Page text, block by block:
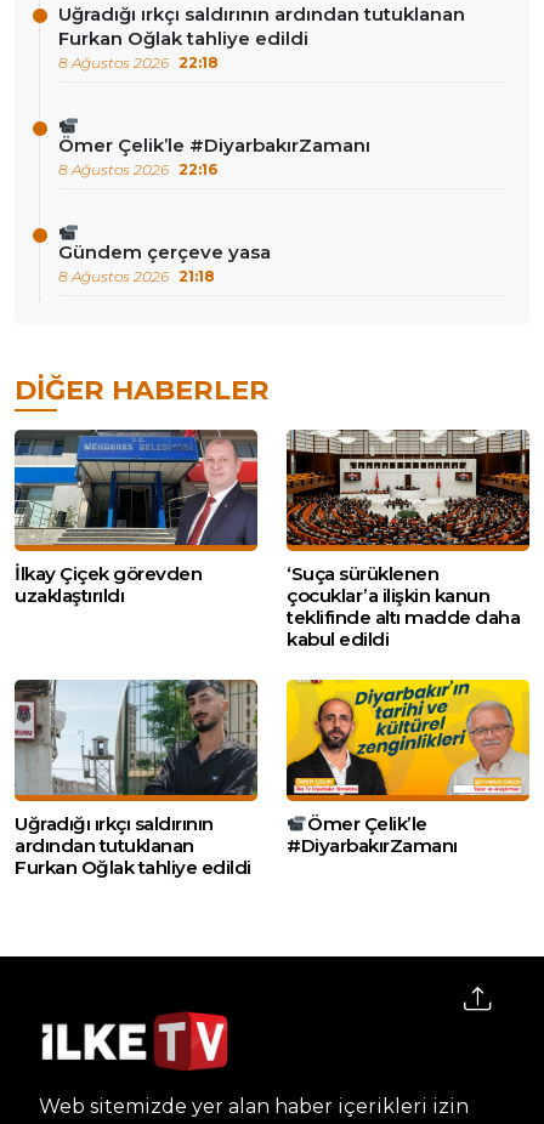
Uğradığı ırkçı saldırının ardından tutuklanan
Furkan Oğlak tahliye edildi
8 Ağustos 2026 22:18
Ömer Çelik’le #DiyarbakırZamanı
8 Ağustos 2026 22:16
Gündem çerçeve yasa
8 Ağustos 2026 21:18
DIĞER HABERLER
İlkay Çiçek görevden
uzaklaştırıldı
‘Suça sürüklenen
çocuklar’a ilişkin kanun
teklifinde altı madde daha
kabul edildi
Uğradığı ırkçı saldırının
ardından tutuklanan
Furkan Oğlak tahliye edildi
Ömer Çelik’le
#DiyarbakırZamanı
Web sitemizde yer alan haber içerikleri izin